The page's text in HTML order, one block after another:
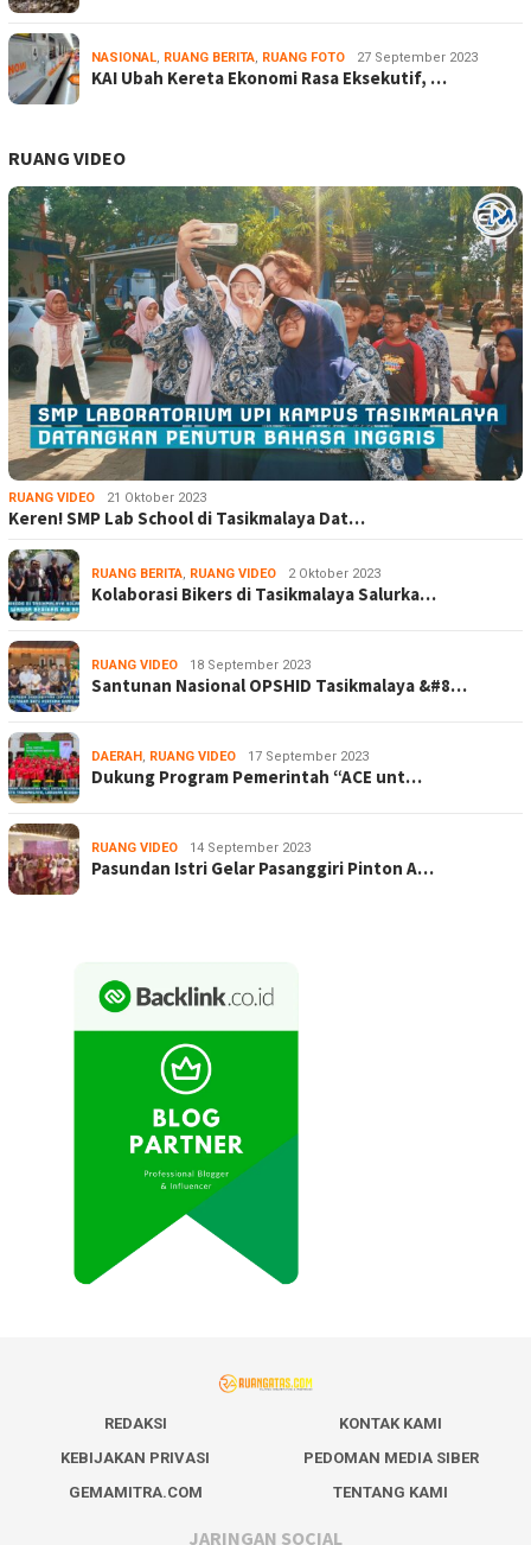
NASIONAL, RUANG BERITA, RUANG FOTO 27 September 2023
KAI Ubah Kereta Ekonomi Rasa Eksekutif, …
RUANG VIDEO
RUANG VIDEO 21 Oktober 2023
Keren! SMP Lab School di Tasikmalaya Dat…
RUANG BERITA, RUANG VIDEO 2 Oktober 2023
Kolaborasi Bikers di Tasikmalaya Salurka…
RUANG VIDEO 18 September 2023
Santunan Nasional OPSHID Tasikmalaya &#8…
DAERAH , RUANG VIDEO 17 September 2023
Dukung Program Pemerintah “ACE unt…
RUANG VIDEO 14 September 2023
Pasundan Istri Gelar Pasanggiri Pinton A…
REDAKSI
KONTAK KAMI
KEBIJAKAN PRIVASI
PEDOMAN MEDIA SIBER
GEMAMITRA.COM
TENTANG KAMI
JARINGAN SOCIAL